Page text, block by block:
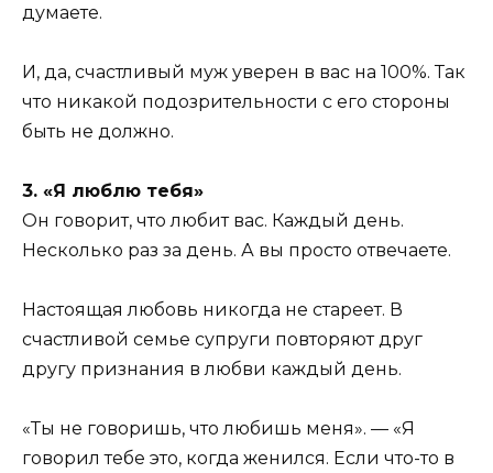
думаете.
И, да, счастливый муж уверен в вас на 100%. Так
что никакой подозрительности с его стороны
быть не должно.
3. «Я люблю тебя»
Он говорит, что любит вас. Каждый день.
Несколько раз за день. А вы просто отвечаете.
Настоящая любовь никогда не стареет. В
счастливой семье супруги повторяют друг
другу признания в любви каждый день.
«Ты не говоришь, что любишь меня». — «Я
говорил тебе это, когда женился. Если что-то в